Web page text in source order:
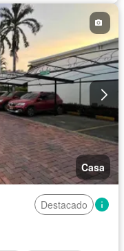
Casa
Destacado